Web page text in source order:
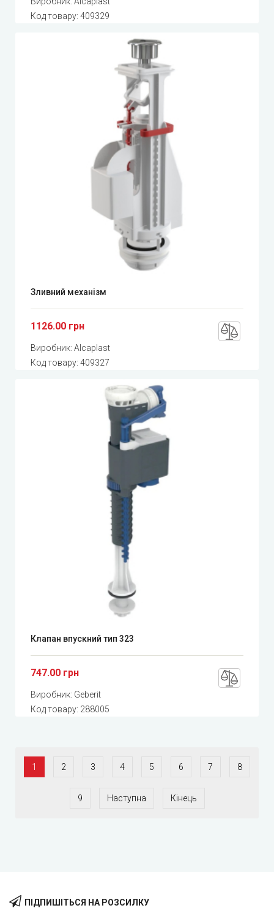
Код товару: 409329
Зливний механізм
1126.00 грн
Виробник: Alcaplast
Код товару: 409327
Клапан впускний тип 323
747.00 грн
Виробник: Geberit
Код товару: 288005
1 2 3 4 5 6 7 8
9 Наступна Кінець
ПІДПИШІТЬСЯ НА РОЗСИЛКУ